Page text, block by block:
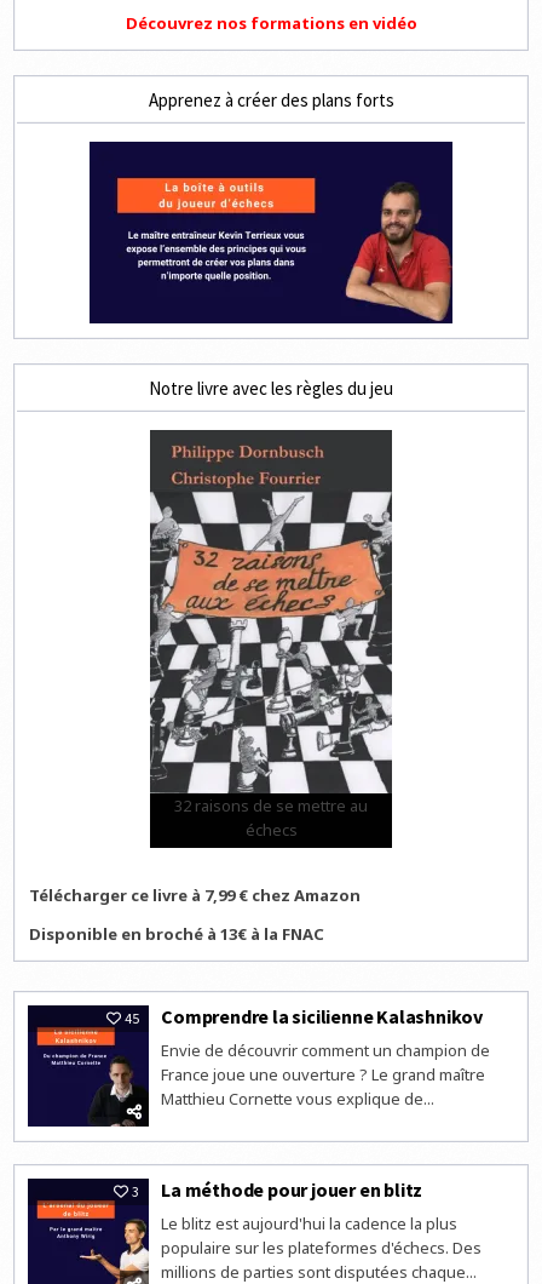
Découvrez nos formations en vidéo
Apprenez à créer des plans forts
Notre livre avec les règles du jeu
32 raisons de se mettre au
échecs
Télécharger ce livre à 7,99 € chez Amazon
Disponible en broché à 13€ à la FNAC
45 Comprendre la sicilienne Kalashnikov
Envie de découvrir comment un champion de
France joue une ouverture ? Le grand maître
Matthieu Cornette vous explique de...
3 La méthode pour jouer en blitz
Le blitz est aujourd'hui la cadence la plus
populaire sur les plateformes d'échecs. Des
millions de parties sont disputées chaque...